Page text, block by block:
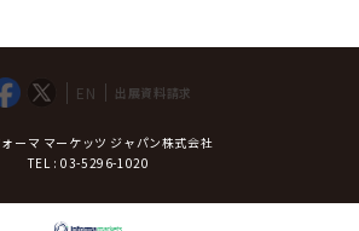
EN 出展資料請求
ーマ マーケッツ ジャパン株式会社
TEL : 03-5296-1020